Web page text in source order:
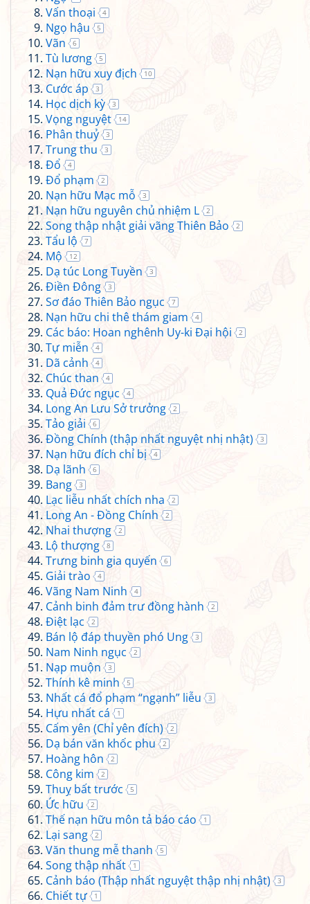
Vấn thoại 4
Ngọ hậu 5
Vãn 6
Tù lương 5
Nạn hữu xuy địch 10
Cước áp 3
Học dịch kỳ 3
Vọng nguyệt 14
Phân thuỷ 3
Trung thu 3
Đổ 4
Đổ phạm 2
Nạn hữu Mạc mỗ 3
Nạn hữu nguyên chủ nhiệm L 2
Song thập nhật giải vãng Thiên Bảo 2
Tẩu lộ 7
Mộ 12
Dạ túc Long Tuyền 3
Điền Đông 3
Sơ đáo Thiên Bảo ngục 7
Nạn hữu chi thê thám giam 4
Các báo: Hoan nghênh Uy-ki Đại hội 2
Tự miễn 4
Dã cảnh 4
Chúc than 4
Quả Đức ngục 4
Long An Lưu Sở trưởng 2
Tảo giải 6
Đồng Chính (thập nhất nguyệt nhị nhật) 3
Nạn hữu đích chỉ bị 4
Dạ lãnh 6
Bang 3
Lạc liễu nhất chích nha 2
Long An - Đồng Chính 2
Nhai thượng 2
Lộ thượng 8
Trưng binh gia quyến 6
Giải trào 4
Vãng Nam Ninh 4
Cảnh binh đảm trư đồng hành 2
Điệt lạc 2
Bán lộ đáp thuyền phó Ung 3
Nam Ninh ngục 2
Nạp muộn 3
Thính kê minh 5
Nhất cá đổ phạm “ngạnh” liễu 3
Hựu nhất cá 1
Cấm yên (Chỉ yên đích) 2
Dạ bán văn khốc phu 2
Hoàng hôn 2
Công kim 2
Thuỵ bất trước 5
Ức hữu 2
Thế nạn hữu môn tả báo cáo 1
Lại sang 2
Văn thung mễ thanh 5
Song thập nhất 1
Cảnh báo (Thập nhất nguyệt thập nhị nhật) 3
Chiết tự 1